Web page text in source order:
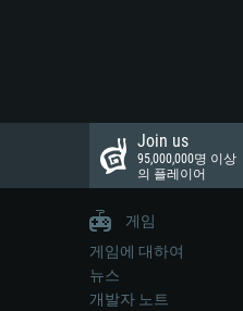
Join us
95,000,000명 이상
의 플레이어
게임
게임에 대하여
뉴스
개발자 노트